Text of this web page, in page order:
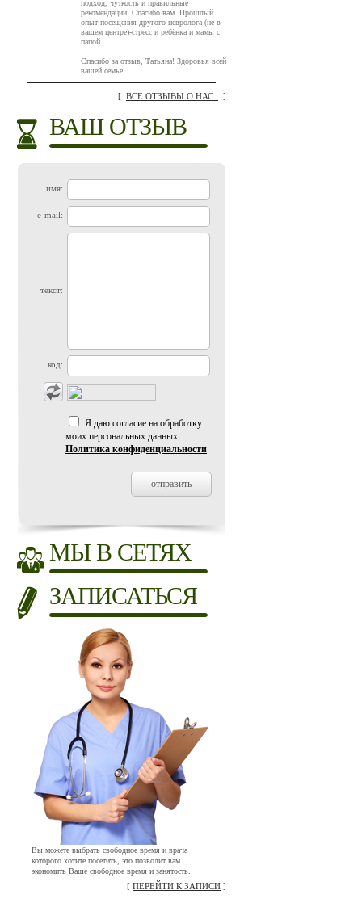
подход, чуткость и правильные
рекомендации. Спасибо вам. Прошлый
опыт посещения другого невролога (не в
вашем центре)-стресс и ребёнка и мамы с
папой.
Спасибо за отзыв, Татьяна! Здоровья всей
вашей семье
[ ВСЕ ОТЗЫВЫ О НАС.. ]
ВАШ ОТЗЫВ
имя:
e-mail:
текст:
код:
Я даю согласие на обработку
моих персональных данных.
Политика конфиденциальности
МЫ В СЕТЯХ
ЗАПИСАТЬСЯ
Вы можете выбрать свободное время и врача
которого хотите посетить, это позволит вам
экономить Ваше свободное время и занятость.
[ ПЕРЕЙТИ К ЗАПИСИ ]